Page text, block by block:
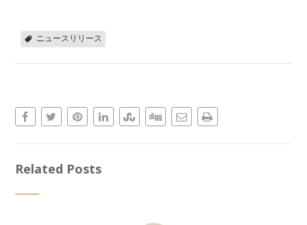
ニュースリリース
Related Posts